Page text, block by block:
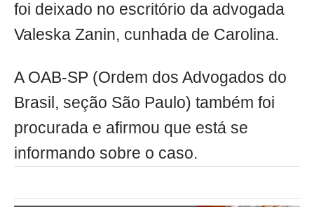
foi deixado no escritório da advogada
Valeska Zanin, cunhada de Carolina.
A OAB-SP (Ordem dos Advogados do
Brasil, seção São Paulo) também foi
procurada e afirmou que está se
informando sobre o caso.